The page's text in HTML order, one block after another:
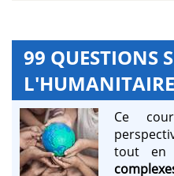
99 QUESTIONS
Ce
tout en